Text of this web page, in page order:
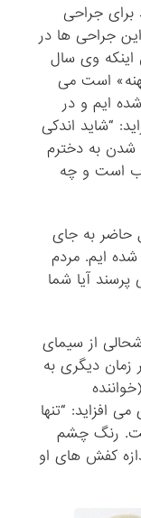
۱۰ هزار پوند برای جراحی
جراحی ها در
اینکه وی سال
است می
ایم و در
“شاید اندکی
شدن به دخترم
است و چه
حاضر به جای
ایم. مردم
پرسند آیا شما
از سیمای
زمان دیگری به
وی می افزاید: “تنها
رنگ چشم
کفش های او